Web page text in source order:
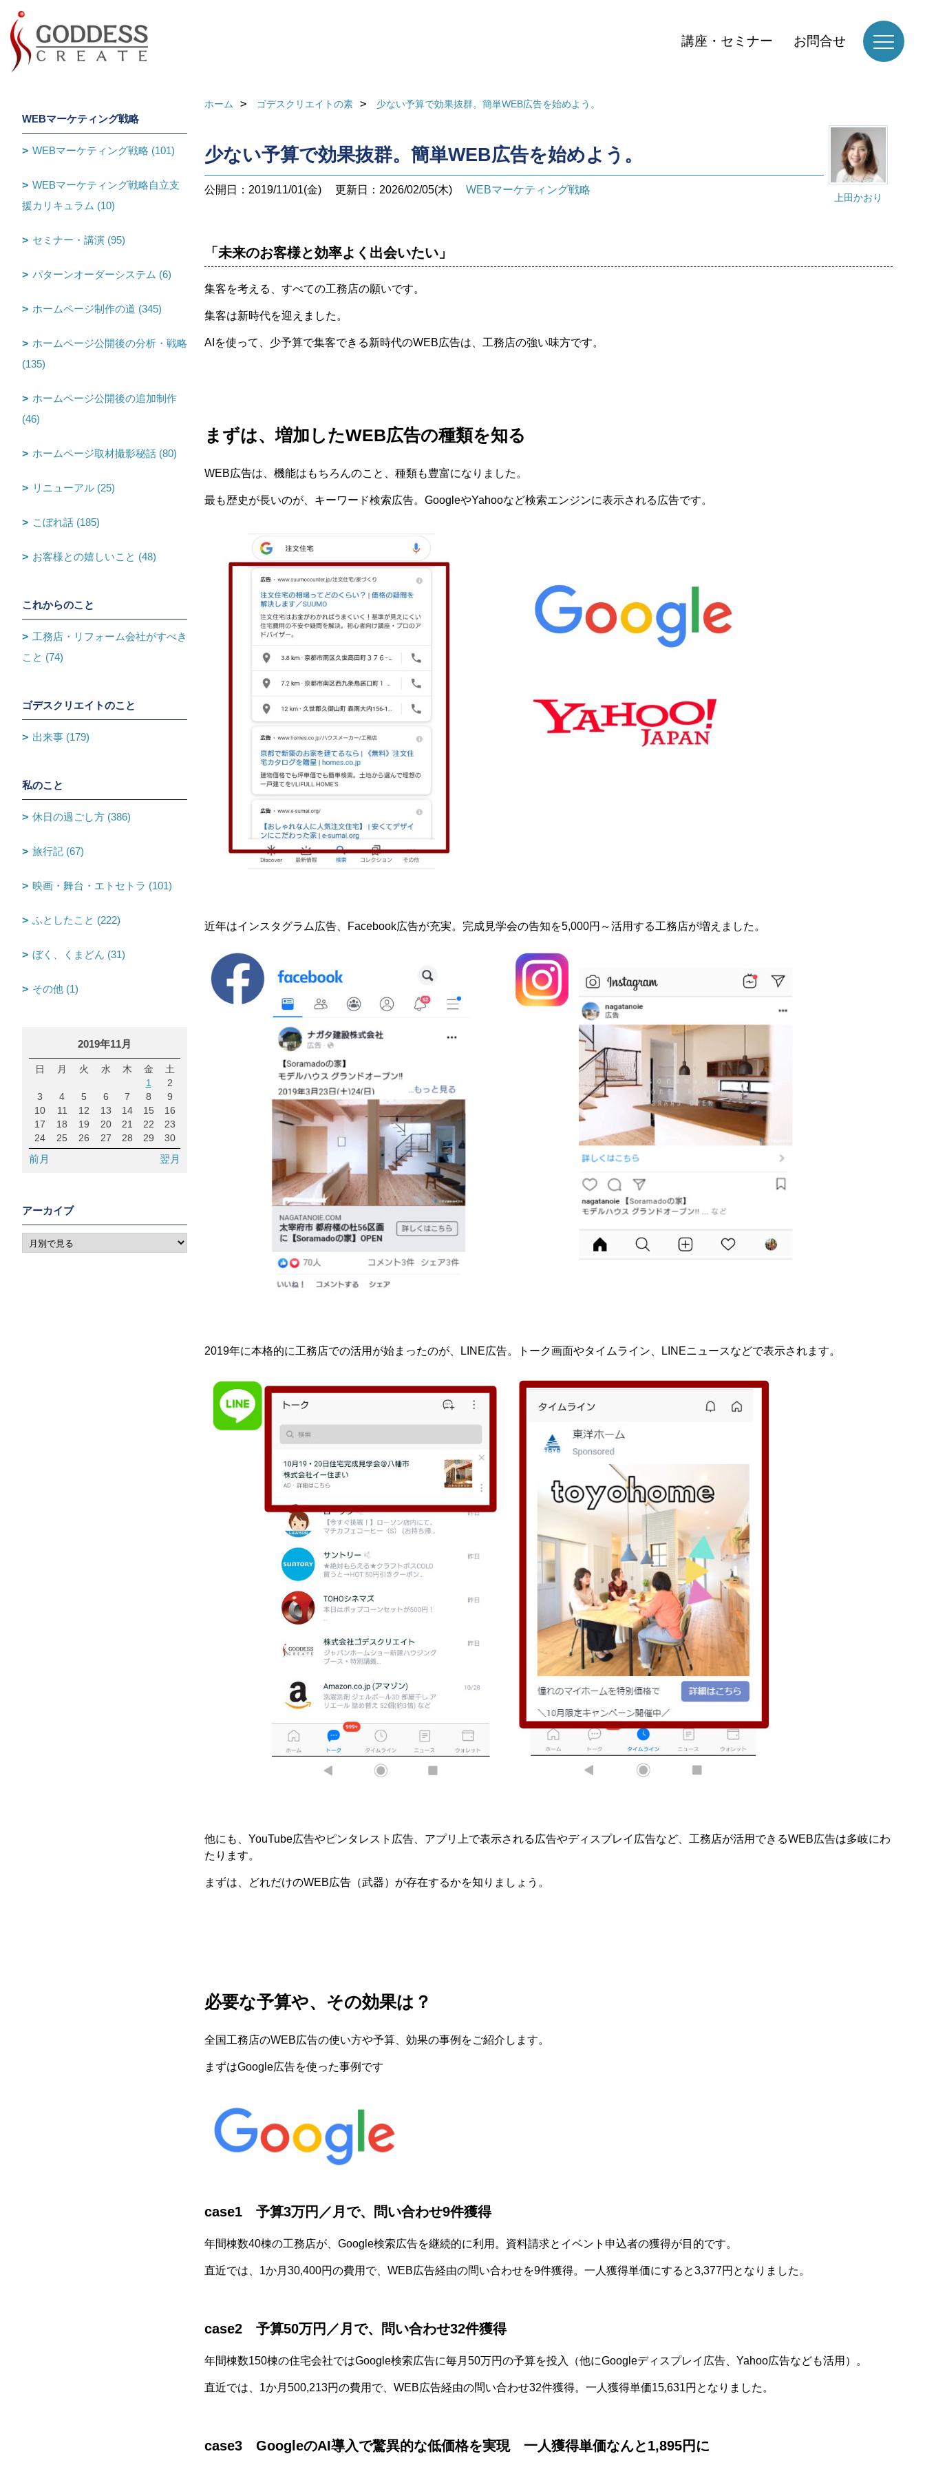
講座・セミナー お問合せ
ホーム ゴデスクリエイトの素 少ない予算で効果抜群。簡単WEB広告を始めよう。
上田かおり
少ない予算で効果抜群。簡単WEB広告を始めよう。
公開日：2019/11/01(金) 更新日：2026/02/05(木) WEBマーケティング戦略
「未来のお客様と効率よく出会いたい」
集客を考える、すべての工務店の願いです。
集客は新時代を迎えました。
AIを使って、少予算で集客できる新時代のWEB広告は、工務店の強い味方です。
まずは、増加したWEB広告の種類を知る
WEB広告は、機能はもちろんのこと、種類も豊富になりました。
最も歴史が長いのが、キーワード検索広告。GoogleやYahooなど検索エンジンに表示される広告です。
近年はインスタグラム広告、Facebook広告が充実。完成見学会の告知を5,000円～活用する工務店が増えました。
2019年に本格的に工務店での活用が始まったのが、LINE広告。トーク画面やタイムライン、LINEニュースなどで表示されます。
他にも、YouTube広告やピンタレスト広告、アプリ上で表示される広告やディスプレイ広告など、工務店が活用できるWEB広告は多岐にわ
たります。
まずは、どれだけのWEB広告（武器）が存在するかを知りましょう。
必要な予算や、その効果は？
全国工務店のWEB広告の使い方や予算、効果の事例をご紹介します。
まずはGoogle広告を使った事例です
case1 予算3万円／月で、問い合わせ9件獲得
年間棟数40棟の工務店が、Google検索広告を継続的に利用。資料請求とイベント申込者の獲得が目的です。
直近では、1か月30,400円の費用で、WEB広告経由の問い合わせを9件獲得。一人獲得単価にすると3,377円となりました。
case2 予算50万円／月で、問い合わせ32件獲得
年間棟数150棟の住宅会社ではGoogle検索広告に毎月50万円の予算を投入（他にGoogleディスプレイ広告、Yahoo広告なども活用）。
直近では、1か月500,213円の費用で、WEB広告経由の問い合わせ32件獲得。一人獲得単価15,631円となりました。
case3 GoogleのAI導入で驚異的な低価格を実現 一人獲得単価なんと1,895円に
WEBマーケティング戦略
WEBマーケティング戦略 (101)
WEBマーケティング戦略自立支
援カリキュラム (10)
セミナー・講演 (95)
パターンオーダーシステム (6)
ホームページ制作の道 (345)
ホームページ公開後の分析・戦略
(135)
ホームページ公開後の追加制作
(46)
ホームページ取材撮影秘話 (80)
リニューアル (25)
こぼれ話 (185)
お客様との嬉しいこと (48)
これからのこと
工務店・リフォーム会社がすべき
こと (74)
ゴデスクリエイトのこと
出来事 (179)
私のこと
休日の過ごし方 (386)
旅行記 (67)
映画・舞台・エトセトラ (101)
ふとしたこと (222)
ぼく、くまどん (31)
その他 (1)
2019年11月
日 月 火 水 木 金
土
1
2
3
4 5 6 7 8
9
10
11 12 13 14 15
16
17
18 19 20 21 22
23
24
25 26 27 28 29 30
前月 翌月
アーカイブ